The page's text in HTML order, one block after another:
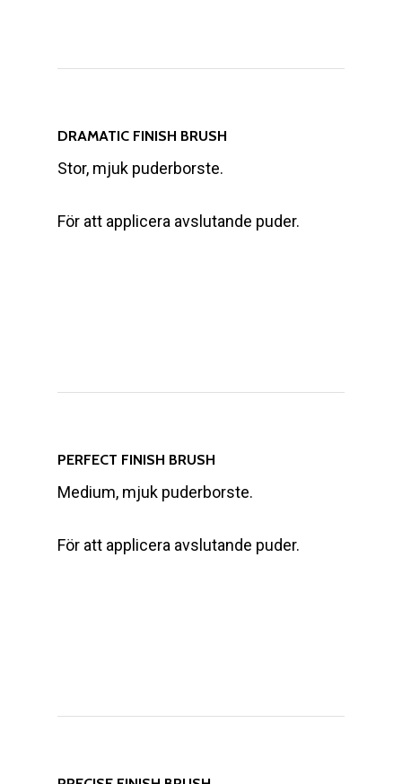
DRAMATIC FINISH BRUSH
Stor, mjuk puderborste.
För att applicera avslutande puder.
PERFECT FINISH BRUSH
Medium, mjuk puderborste.
För att applicera avslutande puder.